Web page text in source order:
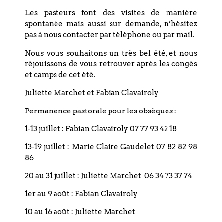
Culte Cantate du 18 juin 2023
Prédicateur : Fabian Clavairoly Vidéo du Culte
Avec le Choeur et l’Ensemble instrumental
Ténor : Christian Lorentz
LIRE LA SUITE »
Les pasteurs font des visites de manière
spontanée mais aussi sur demande, n’hésitez
pas à nous contacter par téléphone ou par mail.
Nous vous souhaitons un très bel été, et nous
réjouissons de vous retrouver après les congés
et camps de cet été.
Juliette Marchet et Fabian Clavairoly
Permanence pastorale pour les obsèques :
1-13 juillet : Fabian Clavairoly 07 77 93 42 18
13-19 juillet : Marie Claire Gaudelet 07 82 82 98
86
20 au 31 juillet : Juliette Marchet 06 34 73 37 74
1er au 9 août : Fabian Clavairoly
10 au 16 août : Juliette Marchet